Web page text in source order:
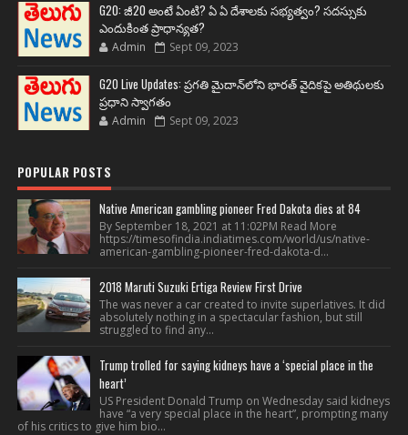
G20: జీ20 అంటే ఏంటి? ఏ ఏ దేశాలకు సభ్యత్వం? సదస్సుకు
ఎందుకింత ప్రాధాన్యత?
Admin Sept 09, 2023
G20 Live Updates: ప్రగతి మైదాన్‌లోని భారత్ వైదికపై అతిథులకు
ప్రధాని స్వాగతం
Admin Sept 09, 2023
POPULAR POSTS
Native American gambling pioneer Fred Dakota dies at 84
By September 18, 2021 at 11:02PM Read More
https://timesofindia.indiatimes.com/world/us/native-
american-gambling-pioneer-fred-dakota-d...
2018 Maruti Suzuki Ertiga Review First Drive
The was never a car created to invite superlatives. It did
absolutely nothing in a spectacular fashion, but still
struggled to find any...
Trump trolled for saying kidneys have a ‘special place in the
heart’
US President Donald Trump on Wednesday said kidneys
have “a very special place in the heart”, prompting many
of his critics to give him bio...